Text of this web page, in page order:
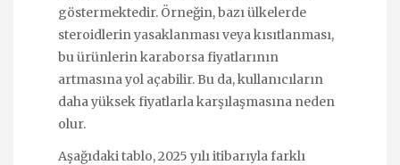
göstermektedir. Örneğin, bazı ülkelerde
steroidlerin yasaklanması veya kısıtlanması,
bu ürünlerin karaborsa fiyatlarının
artmasına yol açabilir. Bu da, kullanıcıların
daha yüksek fiyatlarla karşılaşmasına neden
olur.
Aşağıdaki tablo, 2025 yılı itibarıyla farklı